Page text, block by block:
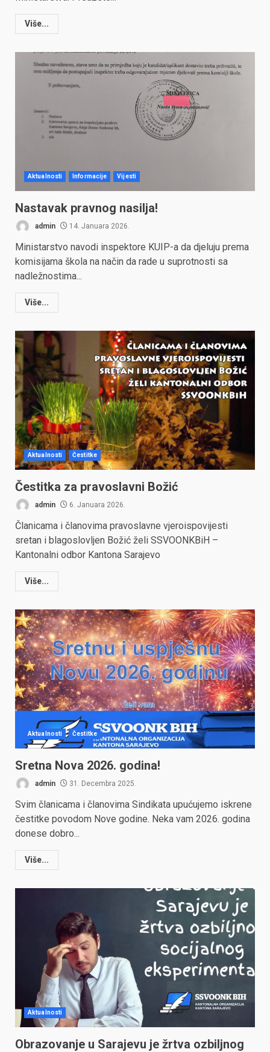
Više...
Aktualnosti Informacije Vijesti
Nastavak pravnog nasilja!
admin 14. Januara 2026.
Ministarstvo navodi inspektore KUIP-a da djeluju prema
komisijama škola na način da rade u suprotnosti sa
nadležnostima...
Više...
Aktualnosti Čestitke
Čestitka za pravoslavni Božić
admin 6. Januara 2026.
Članicama i članovima pravoslavne vjeroispovijesti
sretan i blagoslovljen Božić želi SSVOONKBiH –
Kantonalni odbor Kantona Sarajevo
Više...
Aktualnosti Čestitke
Sretna Nova 2026. godina!
admin 31. Decembra 2025.
Svim članicama i članovima Sindikata upućujemo iskrene
čestitke povodom Nove godine. Neka vam 2026. godina
donese dobro...
Više...
Aktualnosti
Obrazovanje u Sarajevu je žrtva ozbiljnog